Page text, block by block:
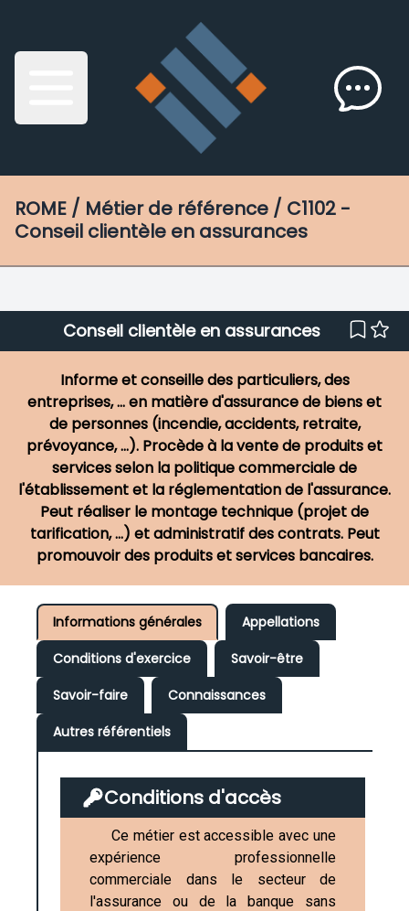
ROME / Métier de référence / C1102 -
Conseil clientèle en assurances
Conseil clientèle en assurances
Informe et conseille des particuliers, des
entreprises, ... en matière d'assurance de biens et
de personnes (incendie, accidents, retraite,
prévoyance, ...). Procède à la vente de produits et
services selon la politique commerciale de
l'établissement et la réglementation de l'assurance.
Peut réaliser le montage technique (projet de
tarification, ...) et administratif des contrats. Peut
promouvoir des produits et services bancaires.
Informations générales
Appellations
Conditions d'exercice
Savoir-être
Savoir-faire
Connaissances
Autres référentiels
Conditions d'accès
Ce métier est accessible avec une
expérience professionnelle
commerciale dans le secteur de
l'assurance ou de la banque sans